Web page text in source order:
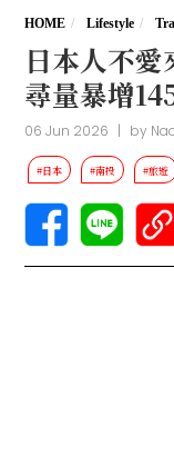
HOME Lifestyle
日本人不
尋量暴增
06 Jun 2026 | by
#日本 #南投 #旅遊